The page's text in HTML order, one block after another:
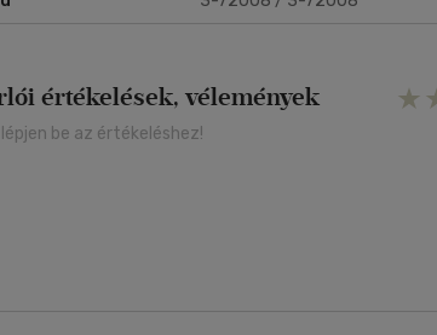
értékelések, vélemények
lépjen be az értékeléshez!